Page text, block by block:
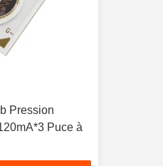
Pression
Puce à